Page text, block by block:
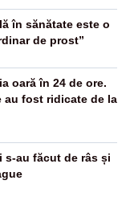
în sănătate este o
de prost”
oară în 24 de ore.
au fost ridicate de la
s-au făcut de râs și